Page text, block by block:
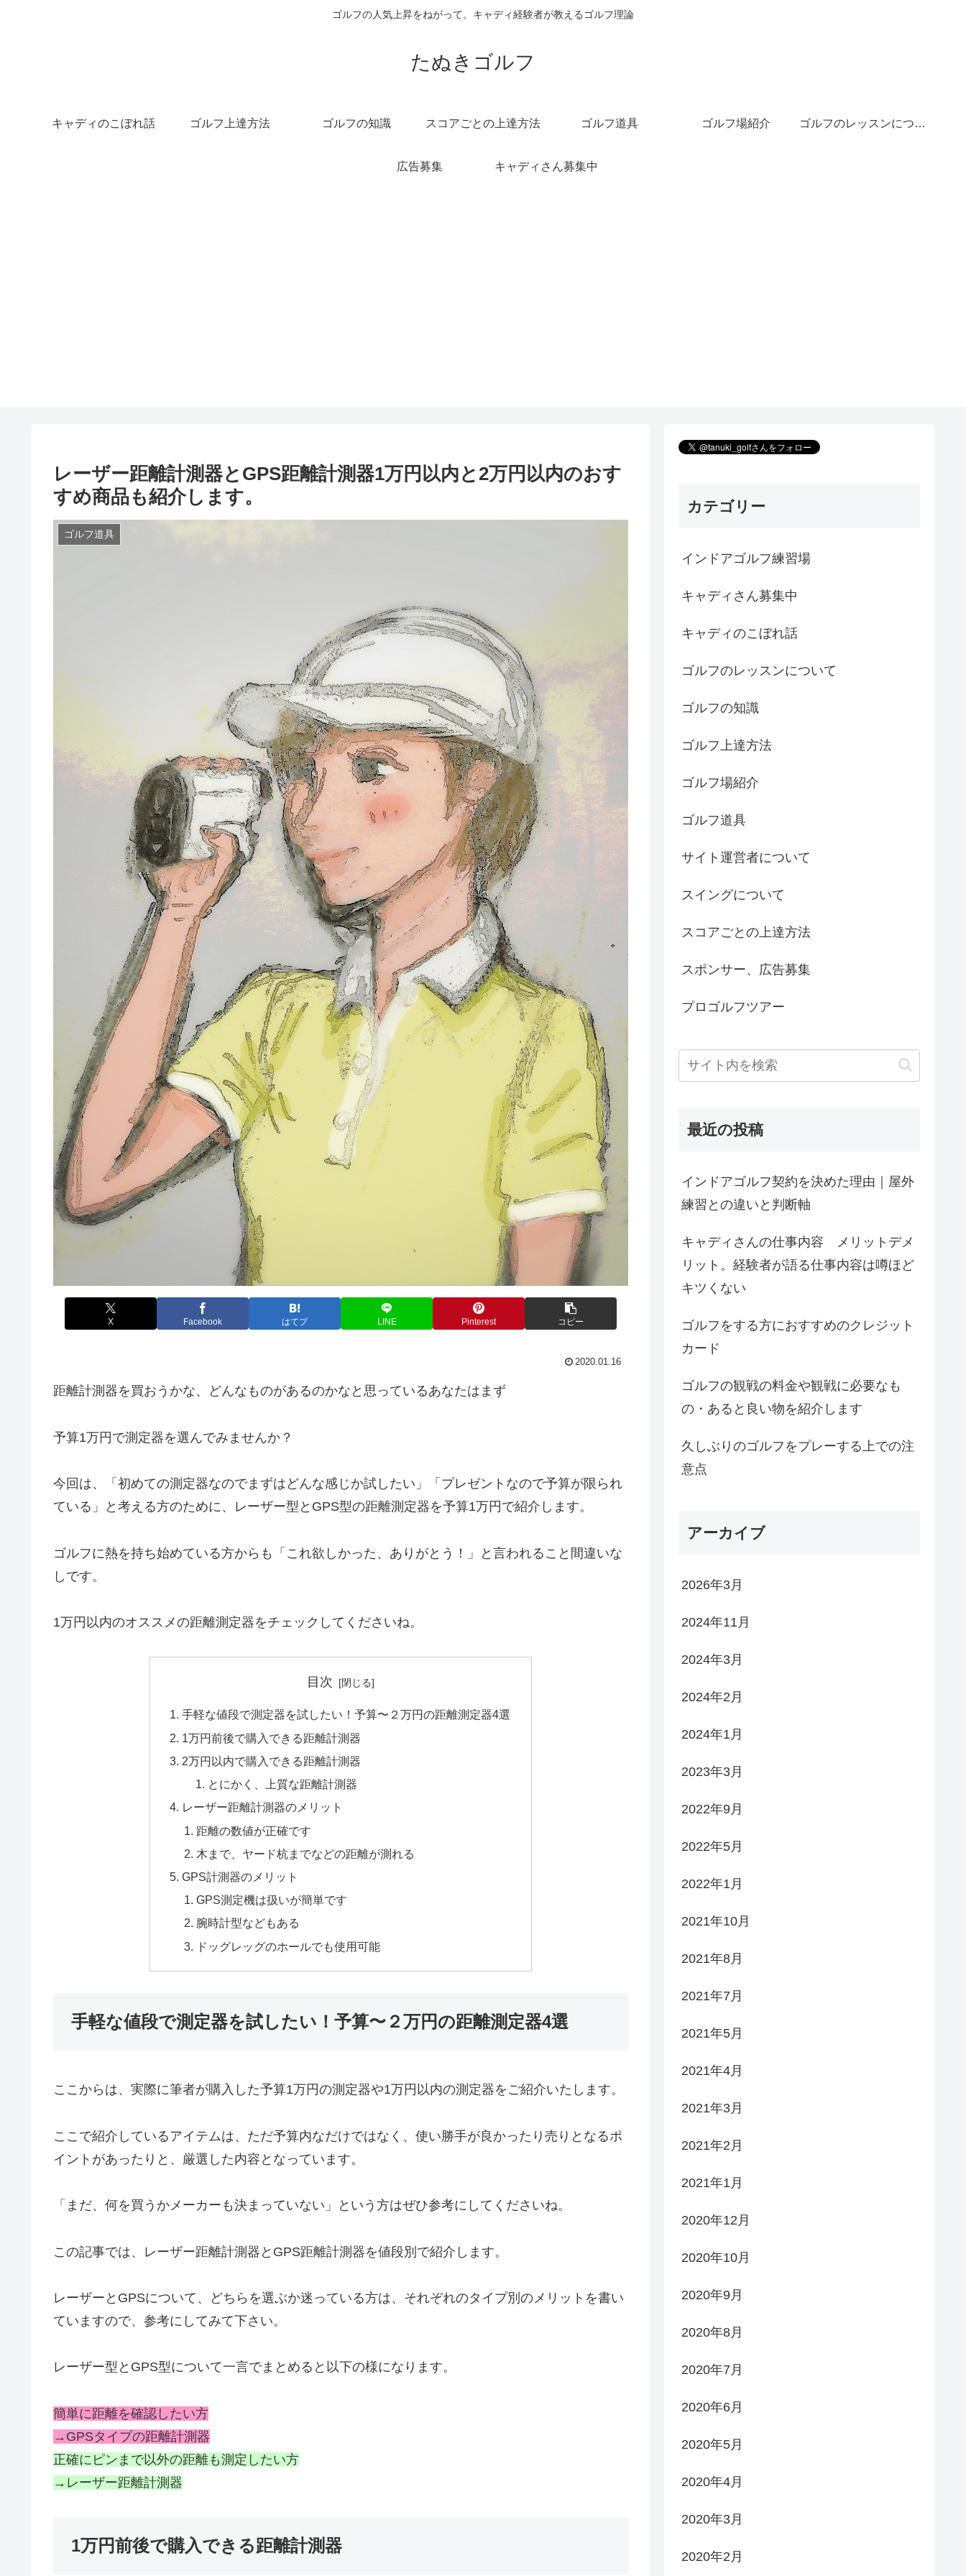
ゴルフの人気上昇をねがって。キャディ経験者が教えるゴルフ理論
たぬきゴルフ
キャディのこぼれ話 ゴルフ上達方法 ゴルフの知識 スコアごとの上達方法 ゴルフ道具 ゴルフ場紹介 ゴルフのレッスンについて
広告募集 キャディさん募集中
レーザー距離計測器とGPS距離計測器1万円以内と2万円以内のおす
すめ商品も紹介します。
ゴルフ道具
X Facebook はてブ LINE Pinterest コピー
2020.01.16
距離計測器を買おうかな、どんなものがあるのかなと思っているあなたはまず
予算1万円で測定器を選んでみませんか？
今回は、「初めての測定器なのでまずはどんな感じか試したい」「プレゼントなので予算が限られ
ている」と考える方のために、レーザー型とGPS型の距離測定器を予算1万円で紹介します。
ゴルフに熱を持ち始めている方からも「これ欲しかった、ありがとう！」と言われること間違いな
しです。
1万円以内のオススメの距離測定器をチェックしてくださいね。
目次
手軽な値段で測定器を試したい！予算〜２万円の距離測定器4選
1万円前後で購入できる距離計測器
2万円以内で購入できる距離計測器
とにかく、上質な距離計測器
レーザー距離計測器のメリット
距離の数値が正確です
木まで、ヤード杭までなどの距離が測れる
GPS計測器のメリット
GPS測定機は扱いが簡単です
腕時計型などもある
ドッグレッグのホールでも使用可能
手軽な値段で測定器を試したい！予算〜２万円の距離測定器4選
ここからは、実際に筆者が購入した予算1万円の測定器や1万円以内の測定器をご紹介いたします。
ここで紹介しているアイテムは、ただ予算内なだけではなく、使い勝手が良かったり売りとなるポ
イントがあったりと、厳選した内容となっています。
「まだ、何を買うかメーカーも決まっていない」という方はぜひ参考にしてくださいね。
この記事では、レーザー距離計測器とGPS距離計測器を値段別で紹介します。
レーザーとGPSについて、どちらを選ぶか迷っている方は、それぞれのタイプ別のメリットを書い
ていますので、参考にしてみて下さい。
レーザー型とGPS型について一言でまとめると以下の様になります。
簡単に距離を確認したい方
→GPSタイプの距離計測器
正確にピンまで以外の距離も測定したい方
→レーザー距離計測器
1万円前後で購入できる距離計測器
カテゴリー
インドアゴルフ練習場
キャディさん募集中
キャディのこぼれ話
ゴルフのレッスンについて
ゴルフの知識
ゴルフ上達方法
ゴルフ場紹介
ゴルフ道具
サイト運営者について
スイングについて
スコアごとの上達方法
スポンサー、広告募集
プロゴルフツアー
最近の投稿
インドアゴルフ契約を決めた理由｜屋外
練習との違いと判断軸
キャディさんの仕事内容 メリットデメ
リット。経験者が語る仕事内容は噂ほど
キツくない
ゴルフをする方におすすめのクレジット
カード
ゴルフの観戦の料金や観戦に必要なも
の・あると良い物を紹介します
久しぶりのゴルフをプレーする上での注
意点
アーカイブ
2026年3月
2024年11月
2024年3月
2024年2月
2024年1月
2023年3月
2022年9月
2022年5月
2022年1月
2021年10月
2021年8月
2021年7月
2021年5月
2021年4月
2021年3月
2021年2月
2021年1月
2020年12月
2020年10月
2020年9月
2020年8月
2020年7月
2020年6月
2020年5月
2020年4月
2020年3月
2020年2月